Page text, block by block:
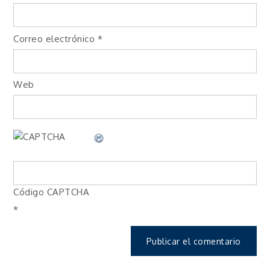
Correo electrónico *
Web
Código CAPTCHA
*